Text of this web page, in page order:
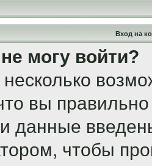
Вход на
могу войти?
вы
данные
чтобы